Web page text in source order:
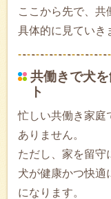
ここから先で、共
具体的に見ていき
共働きで犬
ト
忙しい共働き家庭
ありません。
ただし、家を留守
犬が健康かつ快適
になります。